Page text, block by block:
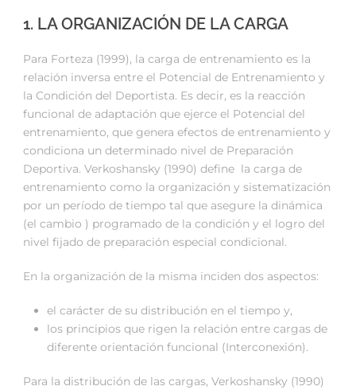
1. LA ORGANIZACIÓN DE LA CARGA
Para Forteza (1999), la carga de entrenamiento es la
relación inversa entre el Potencial de Entrenamiento y
la Condición del Deportista. Es decir, es la reacción
funcional de adaptación que ejerce el Potencial del
entrenamiento, que genera efectos de entrenamiento y
condiciona un determinado nivel de Preparación
Deportiva. Verkoshansky (1990) define la carga de
entrenamiento como la organización y sistematización
por un período de tiempo tal que asegure la dinámica
(el cambio ) programado de la condición y el logro del
nivel fijado de preparación especial condicional.
En la organización de la misma inciden dos aspectos:
el carácter de su distribución en el tiempo y,
los principios que rigen la relación entre cargas de
diferente orientación funcional (Interconexión).
Para la distribución de las cargas, Verkoshansky (1990)